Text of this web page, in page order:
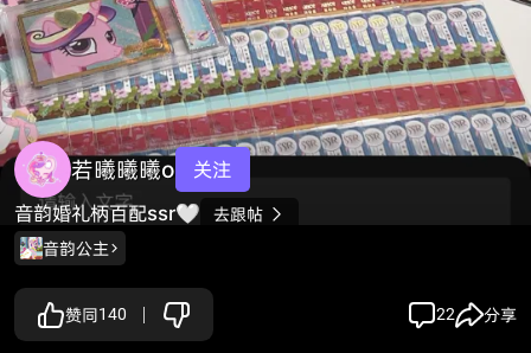
若曦曦曦o
关注
音韵婚礼柄百配ssr🤍
去跟帖 
音韵公主
赞同140 22 分享